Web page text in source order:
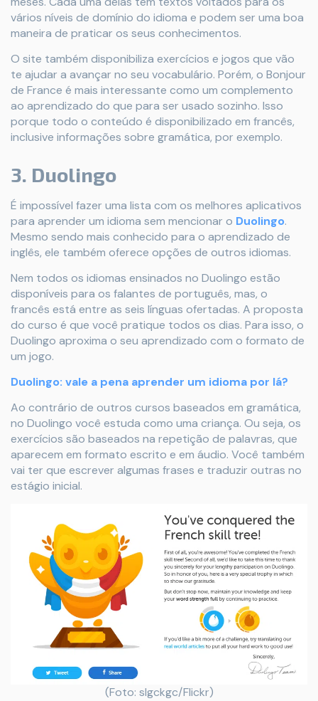
vários níveis de domínio do idioma e podem ser uma boa
maneira de praticar os seus conhecimentos.
O site também disponibiliza exercícios e jogos que vão
te ajudar a avançar no seu vocabulário. Porém, o Bonjour
de France é mais interessante como um complemento
ao aprendizado do que para ser usado sozinho. Isso
porque todo o conteúdo é disponibilizado em francês,
inclusive informações sobre gramática, por exemplo.
3. Duolingo
É impossível fazer uma lista com os melhores aplicativos
para aprender um idioma sem mencionar o Duolingo.
Mesmo sendo mais conhecido para o aprendizado de
inglês, ele também oferece opções de outros idiomas.
Nem todos os idiomas ensinados no Duolingo estão
disponíveis para os falantes de português, mas, o
francês está entre as seis línguas ofertadas. A proposta
do curso é que você pratique todos os dias. Para isso, o
Duolingo aproxima o seu aprendizado com o formato de
um jogo.
Duolingo: vale a pena aprender um idioma por lá?
Ao contrário de outros cursos baseados em gramática,
no Duolingo você estuda como uma criança. Ou seja, os
exercícios são baseados na repetição de palavras, que
aparecem em formato escrito e em áudio. Você também
vai ter que escrever algumas frases e traduzir outras no
estágio inicial.
(Foto: slgckgc/Flickr)